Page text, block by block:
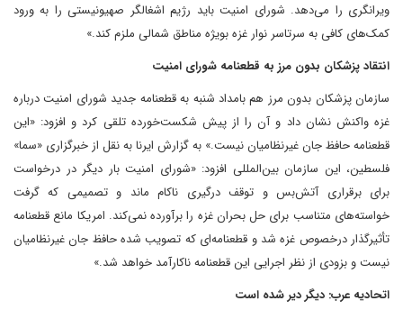
ویرانگری را می‌دهد. شورای امنیت باید رژیم اشغالگر صهیونیستی را به ورود
کمک‌های کافی به سرتاسر نوار غزه بویژه مناطق شمالی ملزم کند.»
انتقاد پزشکان بدون مرز به قطعنامه شورای امنیت
سازمان پزشکان بدون مرز هم بامداد شنبه به قطعنامه جدید شورای امنیت درباره
غزه واکنش نشان داد و آن را از پیش شکست‌خورده تلقی کرد و افزود: «این
قطعنامه حافظ جان غیرنظامیان نیست.» به گزارش ایرنا به نقل از خبرگزاری «سما»
فلسطین، این سازمان بین‌المللی افزود: «شورای امنیت بار دیگر در درخواست
برای برقراری آتش‌بس و توقف درگیری ناکام ماند و تصمیمی که گرفت
خواسته‌های متناسب برای حل بحران غزه را برآورده نمی‌کند. امریکا مانع قطعنامه
تأثیرگذار درخصوص غزه شد و قطعنامه‌ای که تصویب شده حافظ جان غیرنظامیان
نیست و بزودی از نظر اجرایی این قطعنامه ناکارآمد خواهد شد.»
اتحادیه عرب: دیگر دیر شده است